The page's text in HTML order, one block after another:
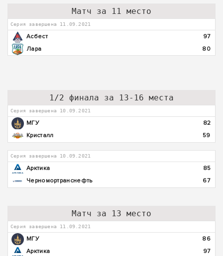
Матч за 11 место
Серия завершена 11.09.2021
Асбест
97
Лара
80
1/2 финала за 13-16 места
Серия завершена 10.09.2021
МГУ
82
Кристалл
59
Серия завершена 10.09.2021
Арктика
85
Черномортранснефть
67
Матч за 13 место
Серия завершена 11.09.2021
МГУ
86
Арктика
97